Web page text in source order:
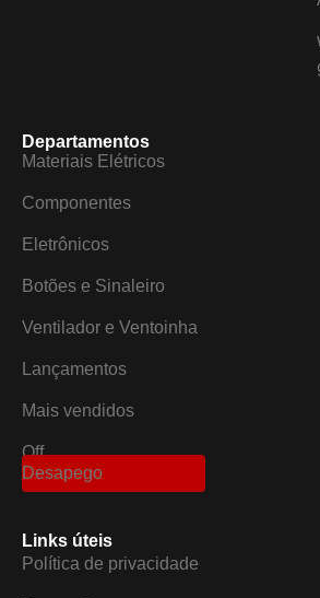
Departamentos
Materiais Elétricos
Componentes
Eletrônicos
Botões e Sinaleiro
Ventilador e Ventoinha
Lançamentos
Mais vendidos
Off
Desapego
Links úteis
Política de privacidade